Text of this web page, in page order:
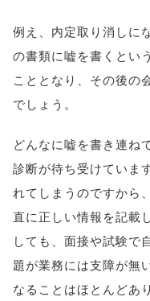
例え、内定取り消しに
の書類に嘘を書くとい
こととなり、その後の
でしょう。
どんなに嘘を書き連ね
診断が待ち受けていま
れてしまうのですから
直に正しい情報を記載
しても、面接や試験で
題が業務には支障が無
なることはほとんどあ